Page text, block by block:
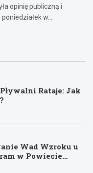
opinię publiczną i
w…
Rataje: Jak
Wad Wzroku u
w Powiecie